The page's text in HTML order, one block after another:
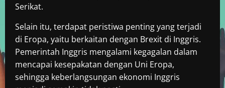
Serikat.
Selain itu, terdapat peristiwa penting yang terjadi
di Eropa, yaitu berkaitan dengan Brexit di Inggris.
Pemerintah Inggris mengalami kegagalan dalam
mencapai kesepakatan dengan Uni Eropa,
sehingga keberlangsungan ekonomi Inggris